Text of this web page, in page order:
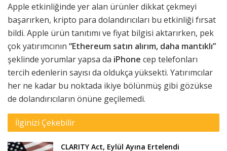
Apple etkinliğinde yer alan ürünler dikkat çekmeyi
başarırken, kripto para dolandırıcıları bu etkinliği fırsat
bildi. Apple ürün tanıtımı ve fiyat bilgisi aktarırken, pek
çok yatırımcının “Ethereum satın alırım, daha mantıklı”
şeklinde yorumlar yapsa da iPhone cep telefonları
tercih edenlerin sayısı da oldukça yüksekti. Yatırımcılar
her ne kadar bu noktada ikiye bölünmüş gibi gözükse
de dolandırıcıların önüne geçilemedi.
İlginizi Çekebilir
CLARITY Act, Eylül Ayına Ertelendi